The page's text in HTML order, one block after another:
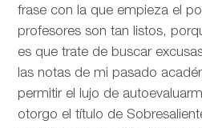
frase con la que empieza el
profesores son tan listos,
es que trate de buscar
las notas de mi pasado
permitir el lujo de
otorgo el título de